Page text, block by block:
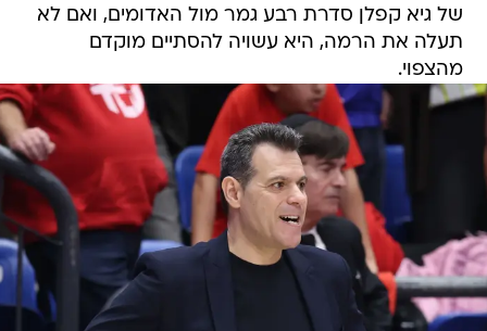
של גיא קפלן סדרת רבע גמר מול האדומים, ואם לא
תעלה את הרמה, היא עשויה להסתיים מוקדם
מהצפוי.